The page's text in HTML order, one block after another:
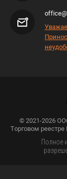
© 2021-2026
Торговом
Полное